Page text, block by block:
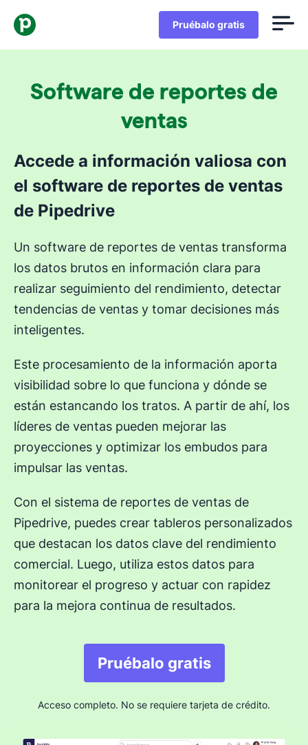
Pruébalo gratis
Software de reportes de
ventas
Accede a información valiosa con
el software de reportes de ventas
de Pipedrive
Un software de reportes de ventas transforma
los datos brutos en información clara para
realizar seguimiento del rendimiento, detectar
tendencias de ventas y tomar decisiones más
inteligentes.
Este procesamiento de la información aporta
visibilidad sobre lo que funciona y dónde se
están estancando los tratos. A partir de ahí, los
líderes de ventas pueden mejorar las
proyecciones y optimizar los embudos para
impulsar las ventas.
Con el sistema de reportes de ventas de
Pipedrive, puedes crear tableros personalizados
que destacan los datos clave del rendimiento
comercial. Luego, utiliza estos datos para
monitorear el progreso y actuar con rapidez
para la mejora continua de resultados.
Pruébalo gratis
Acceso completo. No se requiere tarjeta de crédito.